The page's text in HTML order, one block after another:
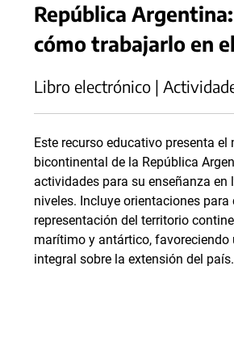
República
cómo trabajarlo en
Libro electrónico |
Este recurso educativo presenta el
bicontinental de la República
actividades para su enseñanza en
niveles. Incluye orientaciones para
representación del territorio
marítimo y antártico, favoreciendo
integral sobre la extensión del país.